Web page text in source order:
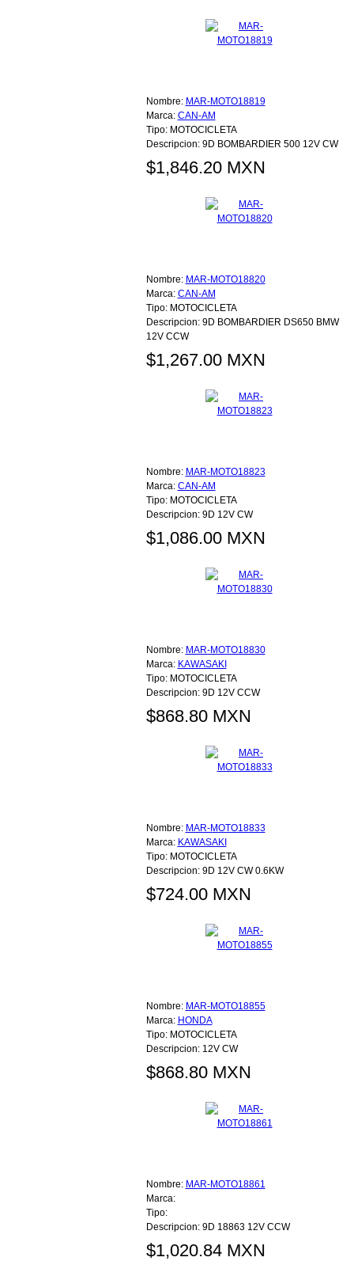
Nombre: MAR-MOTO18819
Marca: CAN-AM
Tipo: MOTOCICLETA
Descripcion: 9D BOMBARDIER 500 12V CW
$1,846.20 MXN
Nombre: MAR-MOTO18820
Marca: CAN-AM
Tipo: MOTOCICLETA
Descripcion: 9D BOMBARDIER DS650 BMW
12V CCW
$1,267.00 MXN
Nombre: MAR-MOTO18823
Marca: CAN-AM
Tipo: MOTOCICLETA
Descripcion: 9D 12V CW
$1,086.00 MXN
Nombre: MAR-MOTO18830
Marca: KAWASAKI
Tipo: MOTOCICLETA
Descripcion: 9D 12V CCW
$868.80 MXN
Nombre: MAR-MOTO18833
Marca: KAWASAKI
Tipo: MOTOCICLETA
Descripcion: 9D 12V CW 0.6KW
$724.00 MXN
Nombre: MAR-MOTO18855
Marca: HONDA
Tipo: MOTOCICLETA
Descripcion: 12V CW
$868.80 MXN
Nombre: MAR-MOTO18861
Marca:
Tipo:
Descripcion: 9D 18863 12V CCW
$1,020.84 MXN